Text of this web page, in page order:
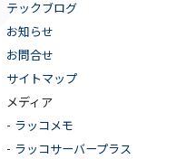
テックブログ
お知らせ
お問合せ
サイトマップ
メディア
ラッコメモ
ラッコサーバープラス